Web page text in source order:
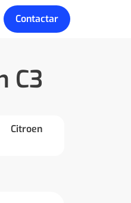
Contactar
C3
Citroen